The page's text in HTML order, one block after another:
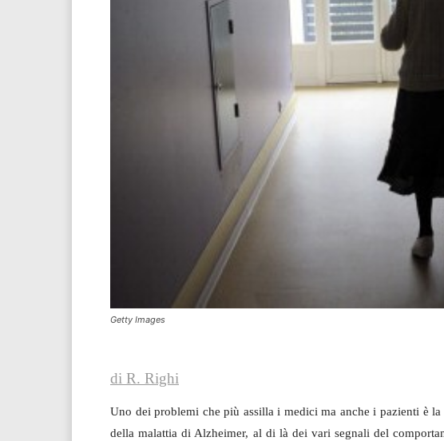
Getty Images
di R. Righi
Uno dei problemi che più assilla i medici ma anche i pazienti è
della malattia di Alzheimer, al di là dei vari segnali del